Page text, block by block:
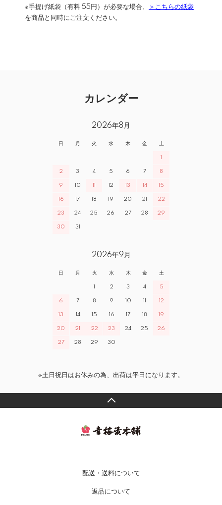
※手提げ紙袋（有料 55円）が必要な場合、
＞こちらの紙袋
を商品と同時にご注文ください。
カレンダー
2026年8月
日 月 火 水 木 金 土
1
2 3 4 5 6 7 8
9 10 11 12 13 14 15
16 17 18 19 20 21 22
23 24 25 26 27 28 29
30 31
2026年9月
日 月 火 水 木 金 土
1 2 3 4 5
6 7 8 9 10 11 12
13 14 15 16 17 18 19
20 21 22 23 24 25 26
27 28 29 30
※土日祝日はお休みの為、出荷は平日になります。
配送・送料について
返品について